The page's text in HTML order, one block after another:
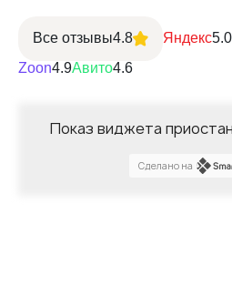
Все отзывы4.8 Яндекс5.0
Zoon4.9Авито4.6
Показ виджета
Сделано на